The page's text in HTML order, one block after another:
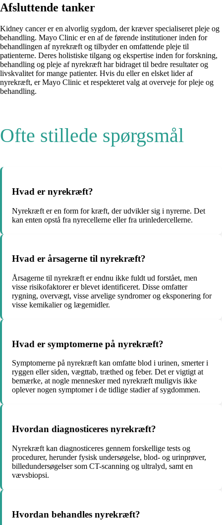
Afsluttende tanker
Kidney cancer er en alvorlig sygdom, der kræver specialiseret pleje og
behandling. Mayo Clinic er en af de førende institutioner inden for
behandlingen af nyrekræft og tilbyder en omfattende pleje til
patienterne. Deres holistiske tilgang og ekspertise inden for forskning,
behandling og pleje af nyrekræft har bidraget til bedre resultater og
livskvalitet for mange patienter. Hvis du eller en elsket lider af
nyrekræft, er Mayo Clinic et respekteret valg at overveje for pleje og
behandling.
Ofte stillede spørgsmål
Hvad er nyrekræft?
Nyrekræft er en form for kræft, der udvikler sig i nyrerne. Det
kan enten opstå fra nyrecellerne eller fra urinledercellerne.
Hvad er årsagerne til nyrekræft?
Årsagerne til nyrekræft er endnu ikke fuldt ud forstået, men
visse risikofaktorer er blevet identificeret. Disse omfatter
rygning, overvægt, visse arvelige syndromer og eksponering for
visse kemikalier og lægemidler.
Hvad er symptomerne på nyrekræft?
Symptomerne på nyrekræft kan omfatte blod i urinen, smerter i
ryggen eller siden, vægttab, træthed og feber. Det er vigtigt at
bemærke, at nogle mennesker med nyrekræft muligvis ikke
oplever nogen symptomer i de tidlige stadier af sygdommen.
Hvordan diagnosticeres nyrekræft?
Nyrekræft kan diagnosticeres gennem forskellige tests og
procedurer, herunder fysisk undersøgelse, blod- og urinprøver,
billedundersøgelser som CT-scanning og ultralyd, samt en
vævsbiopsi.
Hvordan behandles nyrekræft?